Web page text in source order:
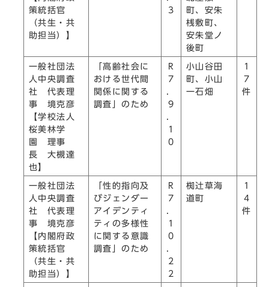
策統括官
（共生・共
助担当）】
3
町、安朱
桟敷町、
安朱堂ノ
後町
一般社団法
人中央調査
社 代表理
事 境克彦
【学校法人
桜美林学
園 理事
長 大槻達
也】
「高齢社会に
おける世代間
関係に関する
調査」のため
R
7
．
9
．
1
0
小山谷田
町、小山
一石畑
1
7
件
一般社団法
人中央調査
社 代表理
事 境克彦
【内閣府政
策統括官
（共生・共
助担当）】
「性的指向及
びジェンダー
アイデンティ
ティの多様性
に関する意識
調査」のため
R
7
．
1
0
．
2
2
椥辻󠄀草海
道町
1
4
件